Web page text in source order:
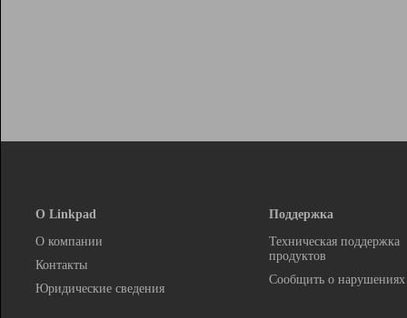
О Linkpad
О компании
Контакты
Юридические сведения
Поддержка
Техническая поддержка
продуктов
Сообщить о нарушениях